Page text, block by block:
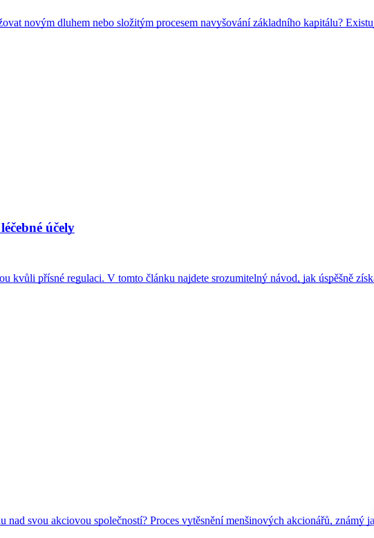
novým dluhem nebo složitým procesem navyšování základního kapitálu?
účely
kvůli přísné regulaci. V tomto článku najdete srozumitelný návod, jak úspěšně
svou akciovou společností? Proces vytěsnění menšinových akcionářů, známý